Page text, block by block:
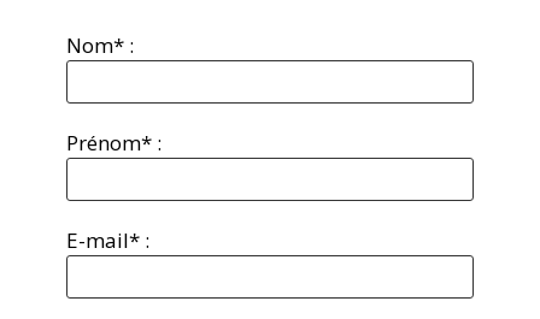
Nom* :
Prénom* :
E-mail* :